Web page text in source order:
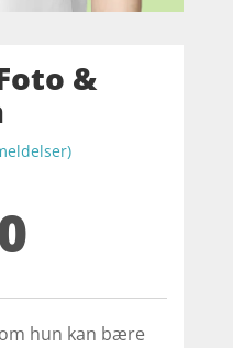
&
hun kan bære